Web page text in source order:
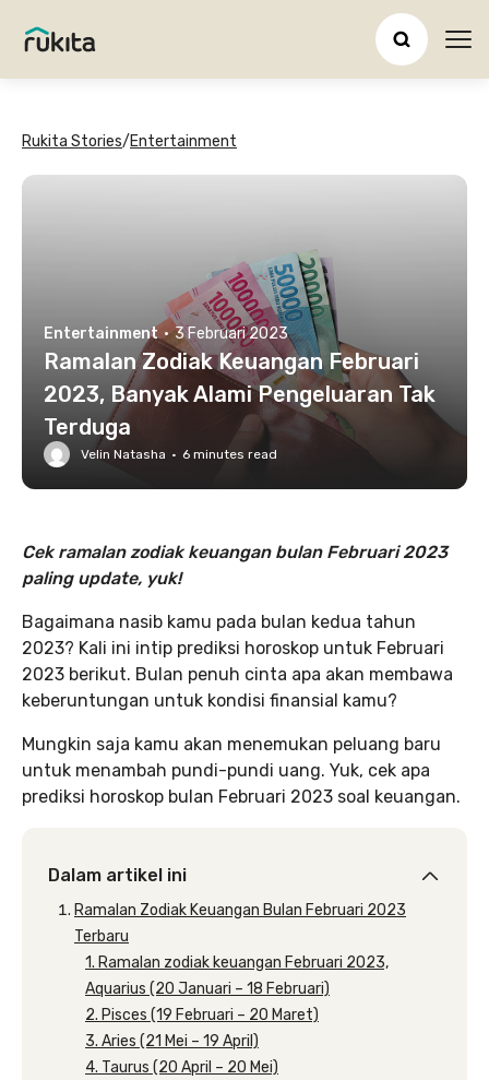
Rukita Stories/Entertainment
Entertainment · 3 Februari 2023
Ramalan Zodiak Keuangan Februari
2023, Banyak Alami Pengeluaran Tak
Terduga
Velin Natasha · 6 minutes read
Cek ramalan zodiak keuangan bulan Februari 2023
paling update, yuk!
Bagaimana nasib kamu pada bulan kedua tahun
2023? Kali ini intip prediksi horoskop untuk Februari
2023 berikut. Bulan penuh cinta apa akan membawa
keberuntungan untuk kondisi finansial kamu?
Mungkin saja kamu akan menemukan peluang baru
untuk menambah pundi-pundi uang. Yuk, cek apa
prediksi horoskop bulan Februari 2023 soal keuangan.
Dalam artikel ini
Ramalan Zodiak Keuangan Bulan Februari 2023
Terbaru
1. Ramalan zodiak keuangan Februari 2023,
Aquarius (20 Januari – 18 Februari)
2. Pisces (19 Februari – 20 Maret)
3. Aries (21 Mei – 19 April)
4. Taurus (20 April – 20 Mei)